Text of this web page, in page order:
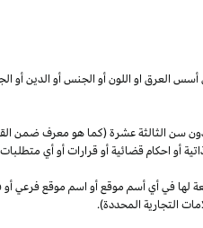
أسس العرق او اللون أو الجنس أو الدين أو
الثالثة عشرة (كما هو معرف ضمن
أو احكام قضائية أو قرارات أو أي
لها في أي أسم موقع أو اسم موقع فرعي
التجارية المحددة).